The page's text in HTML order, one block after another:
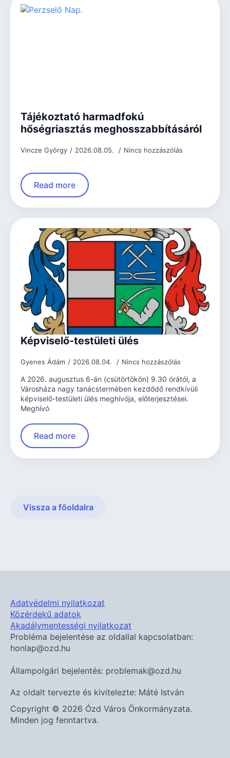
Tájékoztató harmadfokú
hőségriasztás meghosszabbításáról
Vincze György 2026.08.05. Nincs hozzászólás
Read more
Képviselő-testületi ülés
Gyenes Ádám 2026.08.04. Nincs hozzászólás
A 2026. augusztus 6-án (csütörtökön) 9.30 órától, a
Városháza nagy tanácstermében kezdődő rendkívüli
képviselő-testületi ülés meghívója, előterjesztései.
Meghívó
Read more
Vissza a főoldalra
Adatvédelmi nyilatkozat
Közérdekű adatok
Akadálymentességi nyilatkozat
Probléma bejelentése az oldallal kapcsolatban:
honlap@ozd.hu
Állampolgári bejelentés: problemak@ozd.hu
Az oldalt tervezte és kivitelezte: Máté István
Copyright © 2026 Ózd Város Önkormányzata.
Minden jog fenntartva.